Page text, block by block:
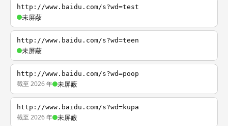
http://www.baidu.com/s?wd=test
未屏蔽
http://www.baidu.com/s?wd=teen
未屏蔽
http://www.baidu.com/s?wd=poop
截至 2026 年 未屏蔽
http://www.baidu.com/s?wd=kupa
截至 2026 年 未屏蔽